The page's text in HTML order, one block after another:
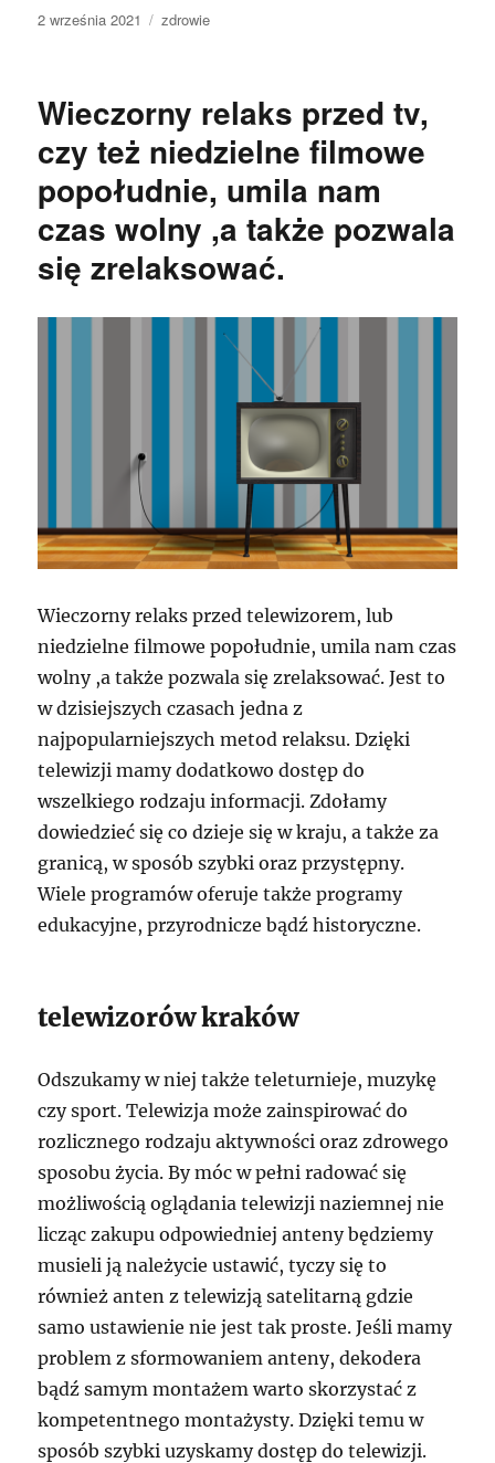
Data
2 września 2021 Kategorie
zdrowie
Wieczorny relaks przed tv,
czy też niedzielne filmowe
popołudnie, umila nam
czas wolny ,a także pozwala
się zrelaksować.
Wieczorny relaks przed telewizorem, lub
niedzielne filmowe popołudnie, umila nam czas
wolny ,a także pozwala się zrelaksować. Jest to
w dzisiejszych czasach jedna z
najpopularniejszych metod relaksu. Dzięki
telewizji mamy dodatkowo dostęp do
wszelkiego rodzaju informacji. Zdołamy
dowiedzieć się co dzieje się w kraju, a także za
granicą, w sposób szybki oraz przystępny.
Wiele programów oferuje także programy
edukacyjne, przyrodnicze bądź historyczne.
telewizorów kraków
Odszukamy w niej także teleturnieje, muzykę
czy sport. Telewizja może zainspirować do
rozlicznego rodzaju aktywności oraz zdrowego
sposobu życia. By móc w pełni radować się
możliwością oglądania telewizji naziemnej nie
licząc zakupu odpowiedniej anteny będziemy
musieli ją należycie ustawić, tyczy się to
również anten z telewizją satelitarną gdzie
samo ustawienie nie jest tak proste. Jeśli mamy
problem z sformowaniem anteny, dekodera
bądź samym montażem warto skorzystać z
kompetentnego montażysty. Dzięki temu w
sposób szybki uzyskamy dostęp do telewizji.